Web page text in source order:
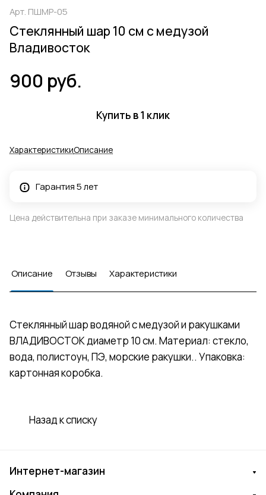
Арт. ПШМР-05
Стеклянный шар 10 см с медузой
Владивосток
900 руб.
Купить в 1 клик
ХарактеристикиОписание
Гарантия 5 лет
Цена действительна при заказе минимального количества
Описание Отзывы Характеристики
Стеклянный шар водяной с медузой и ракушками
ВЛАДИВОСТОК диаметр 10 см. Материал: стекло,
вода, полистоун, ПЭ, морские ракушки.. Упаковка:
картонная коробка.
Назад к списку
Интернет-магазин